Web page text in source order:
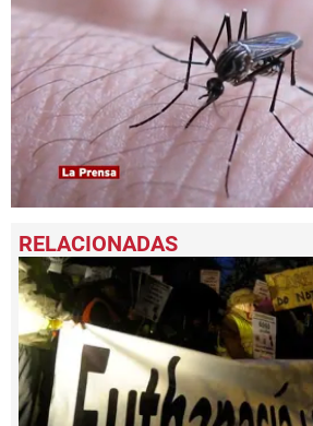
seconds
of
2
minutes,
30
seconds